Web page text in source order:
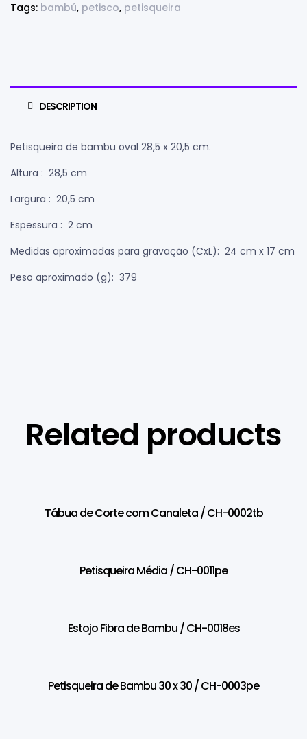
Tags: bambú, petisco, petisqueira
DESCRIPTION
Petisqueira de bambu oval 28,5 x 20,5 cm.
Altura : 28,5 cm
Largura : 20,5 cm
Espessura : 2 cm
Medidas aproximadas para gravação (CxL): 24 cm x 17 cm
Peso aproximado (g): 379
Related products
Tábua de Corte com Canaleta / CH-0002tb
Petisqueira Média / CH-0011pe
Estojo Fibra de Bambu / CH-0018es
Petisqueira de Bambu 30 x 30 / CH-0003pe